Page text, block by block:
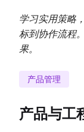
学习实用策略
标到协作流程
果。
产品管理
产品与工